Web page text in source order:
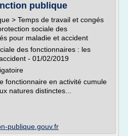
publique
> Temps de travail et congés
sociale des
pour maladie et accident
des fonctionnaires : les
- 01/02/2019
fonctionnaire en activité cumule
natures distinctes...
publique.gouv.fr